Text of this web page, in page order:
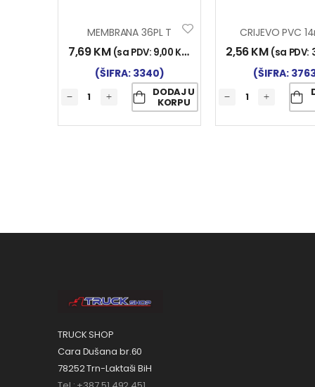
MEMBRANA 36PL T
7,69KM (sa PDV: 9,00 KM
(ŠIFRA: 3340)
DODAJ U
KORPU
2,56KM (sa PDV:
(ŠIFRA:
TRUCK SHOP
Cara Dušana br.60
78252 Trn-Laktaši BiH